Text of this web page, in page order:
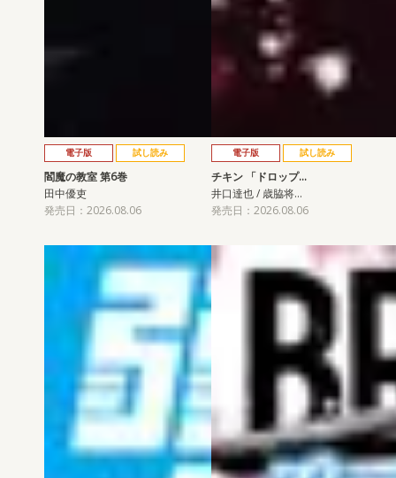
電子版 試し読み
閻魔の教室 第6巻
田中優吏
発売日：2026.08.06
電子版 試し読み
チキン 「ドロップ…
井口達也 / 歳脇将…
発売日：2026.08.06